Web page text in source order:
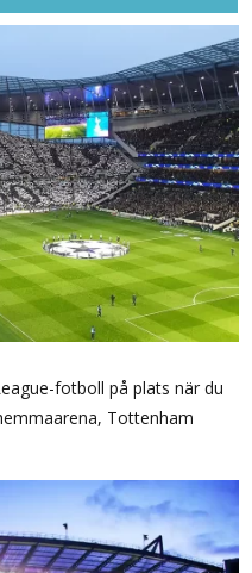
fotboll på plats när du
Tottenham